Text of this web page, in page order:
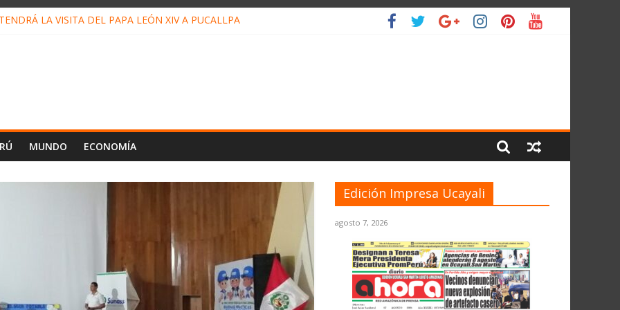
LA VISITA DEL PAPA LEÓN XIV A PUCALLPA
MUNDO ECONOMÍA
Edición Impresa Ucayali
agosto 7, 2026